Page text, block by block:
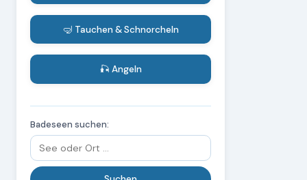
🤿 Tauchen & Schnorcheln
🎣 Angeln
Badeseen suchen: